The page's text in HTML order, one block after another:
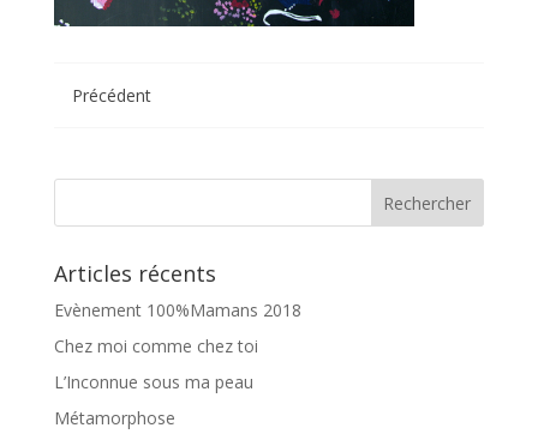
Précédent
Articles récents
Evènement 100%Mamans 2018
Chez moi comme chez toi
L’Inconnue sous ma peau
Métamorphose